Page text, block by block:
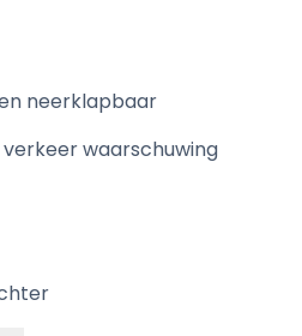
neerklapbaar
waarschuwing